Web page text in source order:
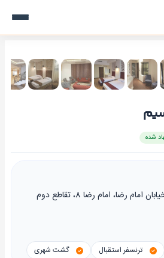
مشهد، خیابان امام رضا، امام رضا 8، تقاطع دوم
ترنسفر استقبال گشت شهری